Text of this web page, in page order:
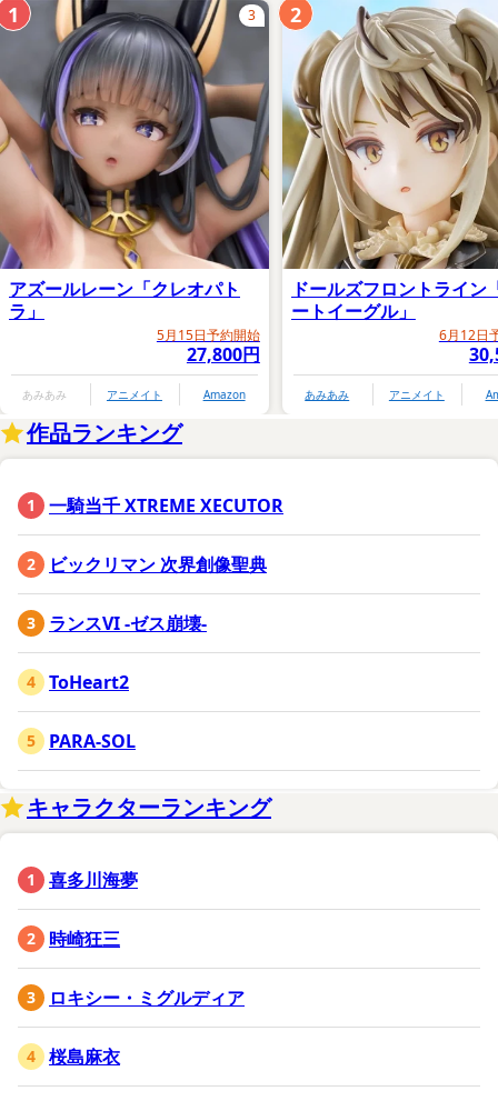
アズールレーン「クレオパト
ラ」
5月15日予約開始
27,800円
あみあみ アニメイト Amazon
3
1
ドールズフロントライン
ートイーグル」
6月12日
あみあみ アニメイト
2
作品ランキング
一騎当千 XTREME XECUTOR
ビックリマン 次界創像聖典
ランスVI -ゼス崩壊-
ToHeart2
PARA-SOL
キャラクターランキング
喜多川海夢
時崎狂三
ロキシー・ミグルディア
桜島麻衣